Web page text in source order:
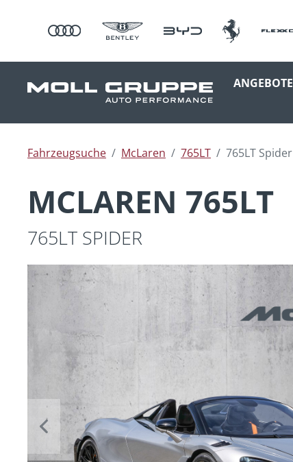
ANGEBOTE
Fahrzeugsuche McLaren 765LT 765LT Spider
MCLAREN 765LT
765LT SPIDER
Previous